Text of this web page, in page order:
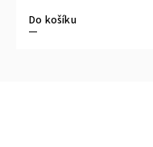
Do košíku